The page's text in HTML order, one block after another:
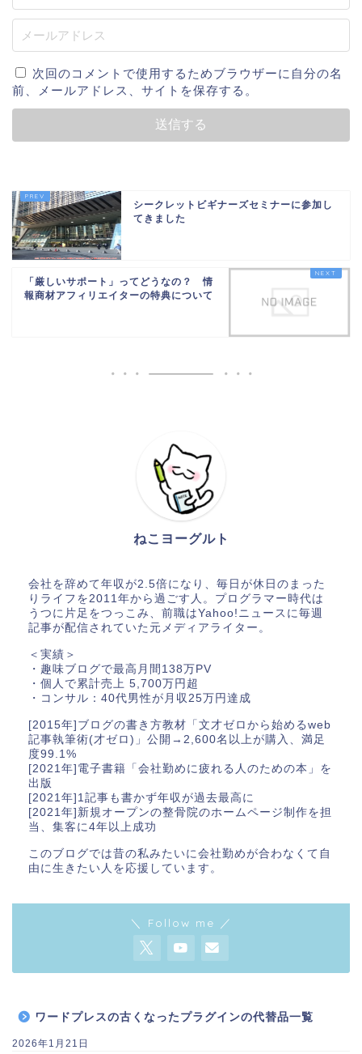
次回のコメントで使用するためブラウザーに自分の名
前、メールアドレス、サイトを保存する。
シークレットビギナーズセミナーに参加し
てきました
「厳しいサポート」ってどうなの？ 情
報商材アフィリエイターの特典について
ねこヨーグルト
会社を辞めて年収が2.5倍になり、毎日が休日のまった
りライフを2011年から過ごす人。プログラマー時代は
うつに片足をつっこみ、前職はYahoo!ニュースに毎週
記事が配信されていた元メディアライター。
＜実績＞
・趣味ブログで最高月間138万PV
・個人で累計売上 5,700万円超
・コンサル：40代男性が月収25万円達成
[2015年]ブログの書き方教材「文才ゼロから始めるweb
記事執筆術(才ゼロ)」公開→2,600名以上が購入、満足
度99.1%
[2021年]電子書籍「会社勤めに疲れる人のための本」を
出版
[2021年]1記事も書かず年収が過去最高に
[2021年]新規オープンの整骨院のホームページ制作を担
当、集客に4年以上成功
このブログでは昔の私みたいに会社勤めが合わなくて自
由に生きたい人を応援しています。
＼ Follow me ／
ワードプレスの古くなったプラグインの代替品一覧
2026年1月21日